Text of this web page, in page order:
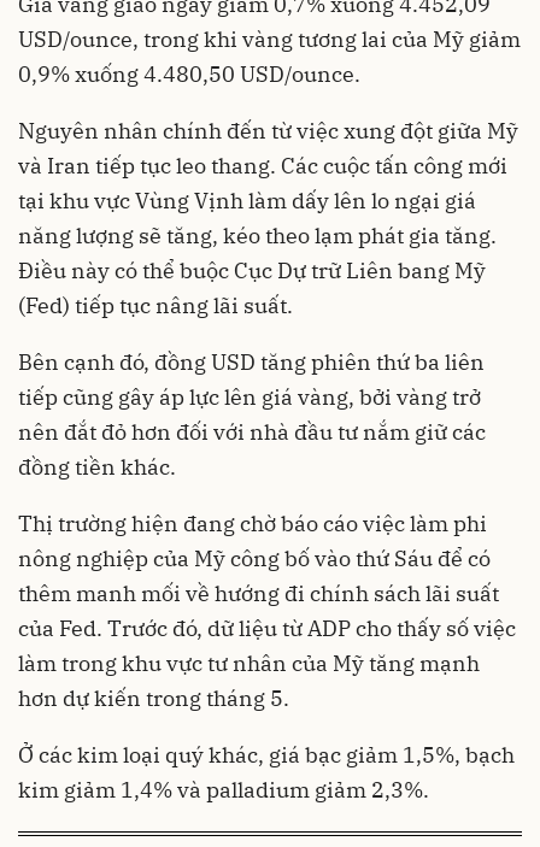
USD/ounce, trong khi vàng tương lai của Mỹ giảm
0,9% xuống 4.480,50 USD/ounce.
Nguyên nhân chính đến từ việc xung đột giữa Mỹ
và Iran tiếp tục leo thang. Các cuộc tấn công mới
tại khu vực Vùng Vịnh làm dấy lên lo ngại giá
năng lượng sẽ tăng, kéo theo lạm phát gia tăng.
Điều này có thể buộc Cục Dự trữ Liên bang Mỹ
(Fed) tiếp tục nâng lãi suất.
Bên cạnh đó, đồng USD tăng phiên thứ ba liên
tiếp cũng gây áp lực lên giá vàng, bởi vàng trở
nên đắt đỏ hơn đối với nhà đầu tư nắm giữ các
đồng tiền khác.
Thị trường hiện đang chờ báo cáo việc làm phi
nông nghiệp của Mỹ công bố vào thứ Sáu để có
thêm manh mối về hướng đi chính sách lãi suất
của Fed. Trước đó, dữ liệu từ ADP cho thấy số việc
làm trong khu vực tư nhân của Mỹ tăng mạnh
hơn dự kiến trong tháng 5.
Ở các kim loại quý khác, giá bạc giảm 1,5%, bạch
kim giảm 1,4% và palladium giảm 2,3%.